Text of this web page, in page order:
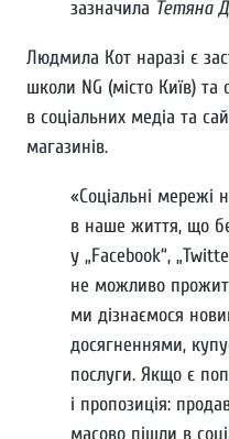
зазначила Тетяна
Людмила Кот наразі є
школи NG (місто Київ) та
в соціальних медіа та
магазинів.
«Соціальні мережі
в наше життя, що
у „Facebook“,
не можливо
ми дізнаємося
досягненнями,
послуги. Якщо є
і пропозиція:
масово пішли в